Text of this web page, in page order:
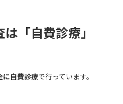
は「自費診療」
に自費診療で行っています。